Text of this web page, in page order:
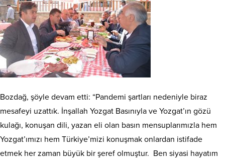
Bozdağ, şöyle devam etti: “Pandemi şartları nedeniyle biraz
mesafeyi uzattık. İnşallah Yozgat Basınıyla ve Yozgat’ın gözü
kulağı, konuşan dili, yazan eli olan basın mensuplarımızla hem
Yozgat’ımızı hem Türkiye’mizi konuşmak onlardan istifade
etmek her zaman büyük bir şeref olmuştur. Ben siyasi hayatım